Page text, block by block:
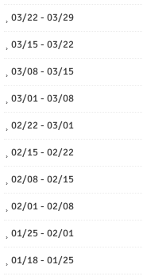
03/22 - 03/29
03/15 - 03/22
03/08 - 03/15
03/01 - 03/08
02/22 - 03/01
02/15 - 02/22
02/08 - 02/15
02/01 - 02/08
01/25 - 02/01
01/18 - 01/25